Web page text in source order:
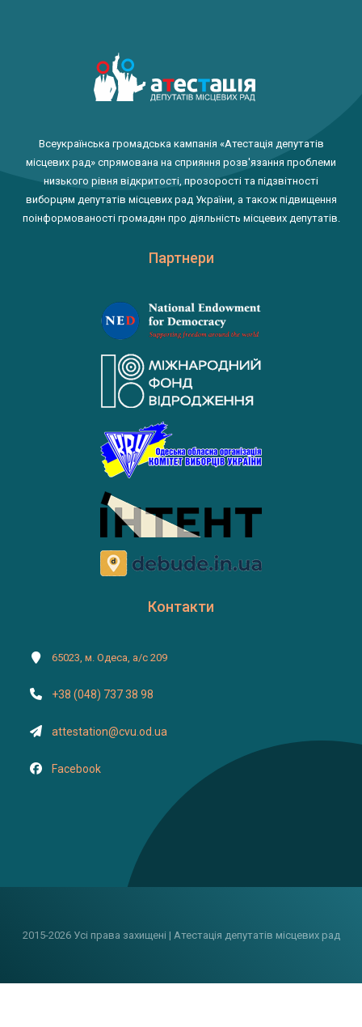
Всеукраїнська громадська кампанія «Атестація депутатів
місцевих рад» спрямована на сприяння розв'язання проблеми
низького рівня відкритості, прозорості та підзвітності
виборцям депутатів місцевих рад України, а також підвищення
поінформованості громадян про діяльність місцевих депутатів.
Партнери
Контакти
65023, м. Одеса, а/с 209
+38 (048) 737 38 98
attestation@cvu.od.ua
Facebook
2015-2026 Усі права захищені | Атестація депутатів місцевих рад